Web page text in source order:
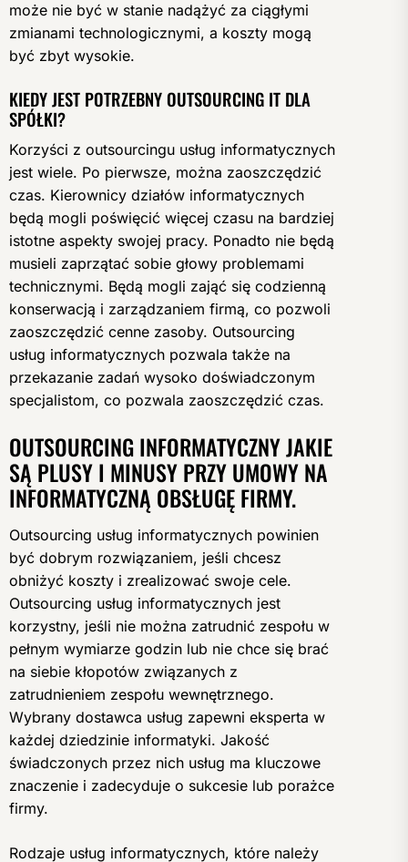
może nie być w stanie nadążyć za ciągłymi
zmianami technologicznymi, a koszty mogą
być zbyt wysokie.
KIEDY JEST POTRZEBNY OUTSOURCING IT DLA
SPÓŁKI?
Korzyści z outsourcingu usług informatycznych
jest wiele. Po pierwsze, można zaoszczędzić
czas. Kierownicy działów informatycznych
będą mogli poświęcić więcej czasu na bardziej
istotne aspekty swojej pracy. Ponadto nie będą
musieli zaprzątać sobie głowy problemami
technicznymi. Będą mogli zająć się codzienną
konserwacją i zarządzaniem firmą, co pozwoli
zaoszczędzić cenne zasoby. Outsourcing
usług informatycznych pozwala także na
przekazanie zadań wysoko doświadczonym
specjalistom, co pozwala zaoszczędzić czas.
OUTSOURCING INFORMATYCZNY JAKIE
SĄ PLUSY I MINUSY PRZY UMOWY NA
INFORMATYCZNĄ OBSŁUGĘ FIRMY.
Outsourcing usług informatycznych powinien
być dobrym rozwiązaniem, jeśli chcesz
obniżyć koszty i zrealizować swoje cele.
Outsourcing usług informatycznych jest
korzystny, jeśli nie można zatrudnić zespołu w
pełnym wymiarze godzin lub nie chce się brać
na siebie kłopotów związanych z
zatrudnieniem zespołu wewnętrznego.
Wybrany dostawca usług zapewni eksperta w
każdej dziedzinie informatyki. Jakość
świadczonych przez nich usług ma kluczowe
znaczenie i zadecyduje o sukcesie lub porażce
firmy.
Rodzaje usług informatycznych, które należy